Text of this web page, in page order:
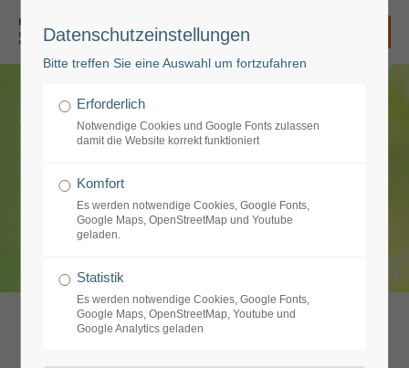
Anmelden
|Lost your password?
Logopädie
Datenschutzeinstellungen
Bitte treffen Sie eine Auswahl um fortzufahren
Erforderlich
Notwendige Cookies und Google Fonts zulassen
damit die Website korrekt funktioniert
Komfort
Es werden notwendige Cookies, Google Fonts,
Google Maps, OpenStreetMap und Youtube
geladen.
Statistik
Es werden notwendige Cookies, Google Fonts,
Google Maps, OpenStreetMap, Youtube und
Google Analytics geladen